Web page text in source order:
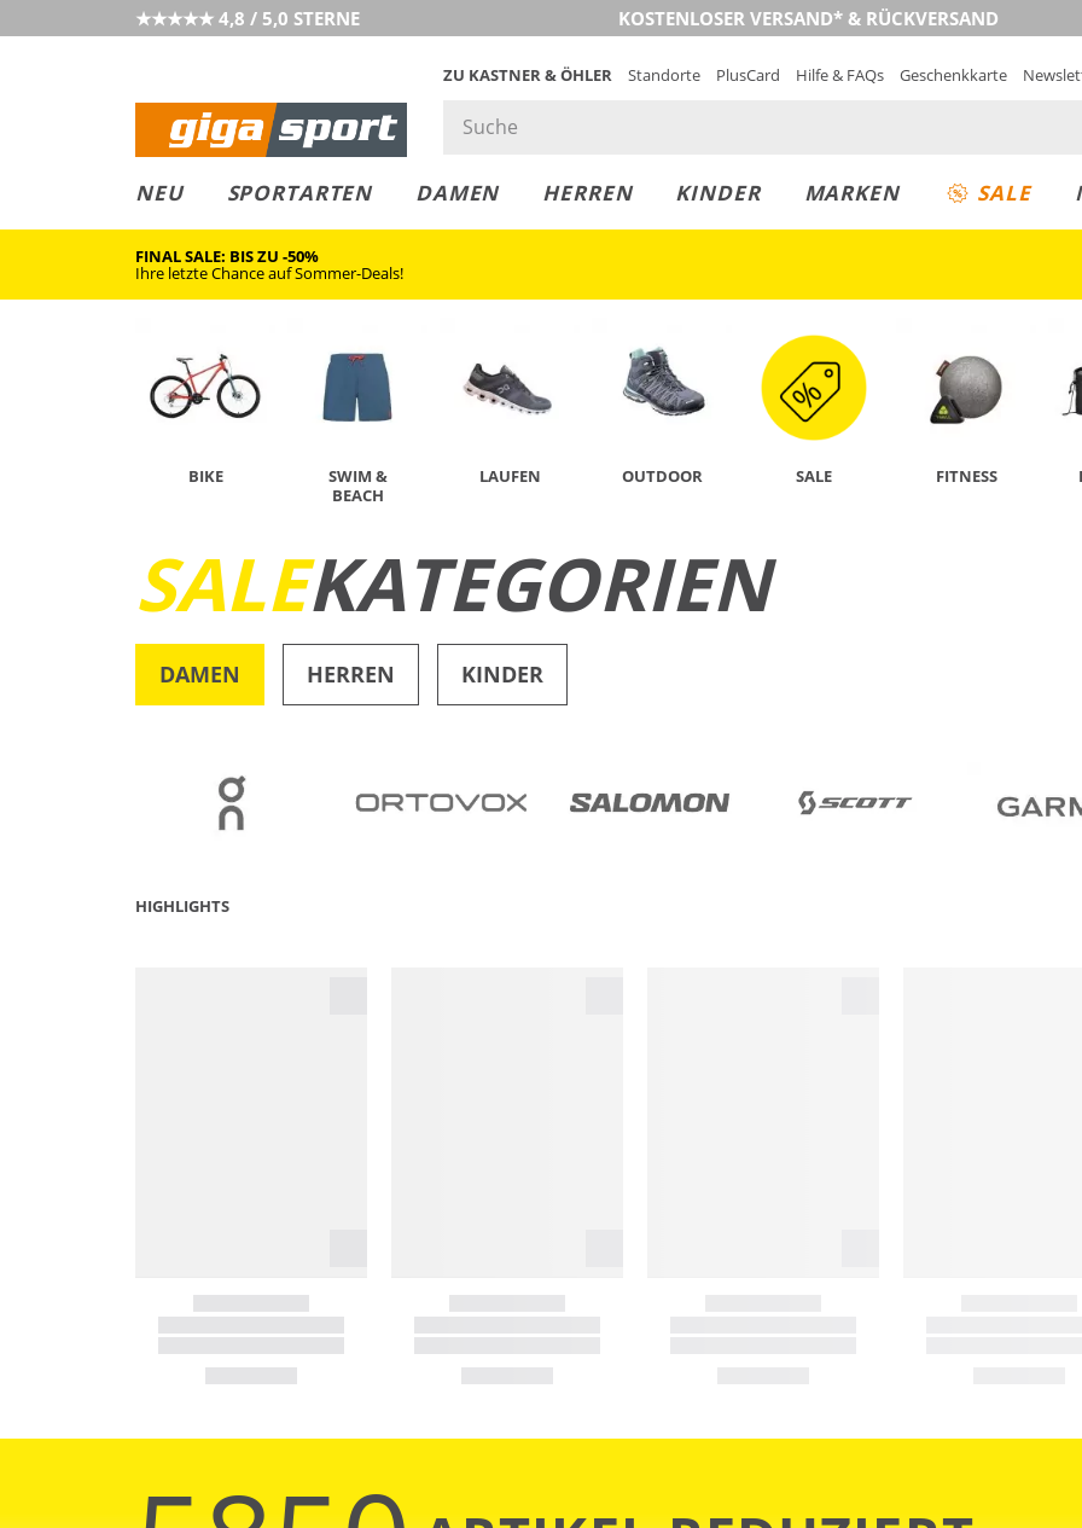
★★★★★ 4,8 / 5,0 STERNE KOSTENLOSER VERSAND* & RÜCKVERSAND
ZU KASTNER & ÖHLER Standorte PlusCard Hilfe & FAQs Geschenkkarte
NEU SPORTARTEN DAMEN HERREN KINDER MARKEN SALE
LEASING
COLLECT
RESERVE
FINAL SALE: BIS ZU -50%
Ihre letzte Chance auf Sommer-Deals!
JETZT ENTDECKEN
BIKE
SWIM &
BEACH
LAUFEN OUTDOOR SALE FITNESS
SALEKATEGORIEN
DAMEN HERREN KINDER
HIGHLIGHTS